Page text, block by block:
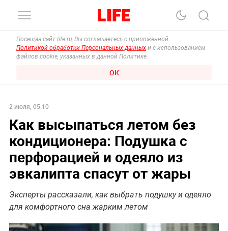
Посещая сайт life.ru, Вы соглашаетесь с приложенной
Политикой обработки Персональных данных и с использованием
файлов cookie, указанных в данной Политике.
ОК
2 июля, 05:10
Как высыпаться летом без
кондиционера: Подушка с
перфорацией и одеяло из
эвкалипта спасут от жары
Эксперты рассказали, как выбрать подушку и одеяло
для комфортного сна жарким летом